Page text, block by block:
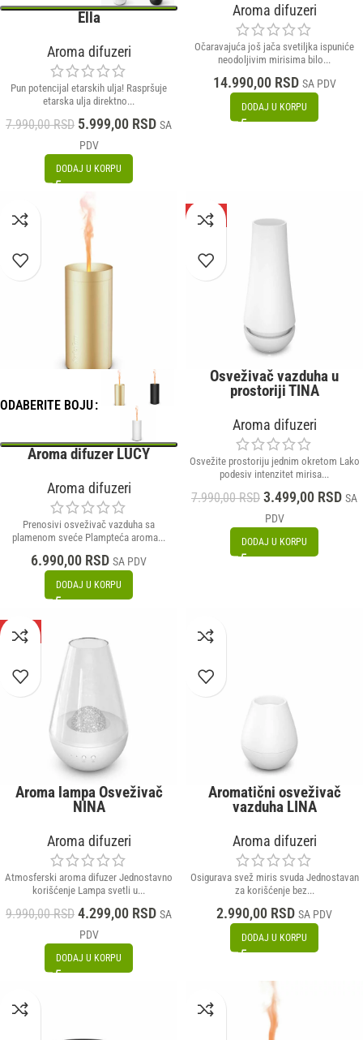
Ella
Aroma difuzeri
Pun potencijal etarskih ulja! Raspršuje
etarska ulja direktno...
7.990,00RSD 5.999,00 RSD SA
PDV
DODAJ U KORPU
Aroma difuzeri
Očaravajuća još jača svetiljka ispuniće
neodoljivim mirisima bilo...
14.990,00 RSD SA PDV
DODAJ U KORPU
ODABERITE BOJU
Aroma difuzer LUCY
Aroma difuzeri
Prenosivi osveživač vazduha sa
plamenom sveće Plampteća aroma...
6.990,00 RSD SA PDV
DODAJ U KORPU
-56%
Osveživač vazduha u
prostoriji TINA
Aroma difuzeri
Osvežite prostoriju jednim okretom Lako
podesiv intenzitet mirisa...
7.990,00RSD 3.499,00 RSD SA
PDV
DODAJ U KORPU
-57%
Aroma lampa Osveživač
NINA
Aroma difuzeri
Atmosferski aroma difuzer Jednostavno
korišćenje Lampa svetli u...
9.990,00RSD 4.299,00 RSD SA
PDV
DODAJ U KORPU
Aromatični osveživač
vazduha LINA
Aroma difuzeri
Osigurava svež miris svuda Jednostavan
za korišćenje bez...
2.990,00 RSD SA PDV
DODAJ U KORPU